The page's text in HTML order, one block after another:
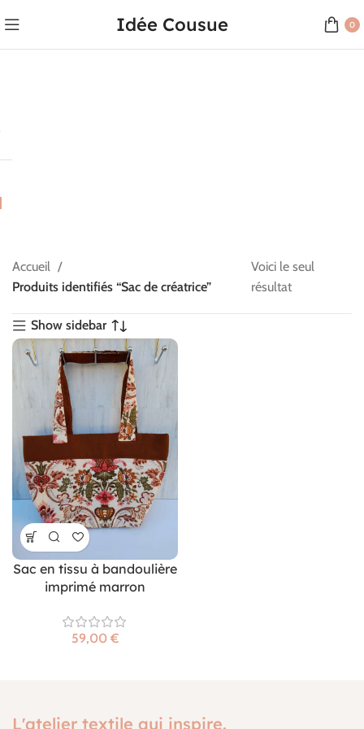
Idée Cousue 0
Accueil
Produits identifiés “Sac de créatrice”
Voici le seul
résultat
Show sidebar
Sac en tissu à bandoulière
imprimé marron
€
L'atelier textile qui inspire.